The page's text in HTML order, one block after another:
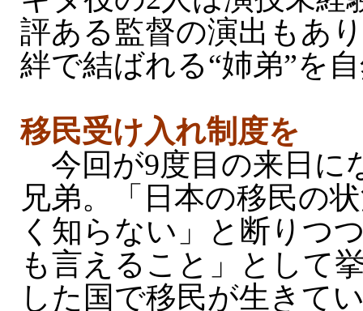
評ある監督の演出もあ
絆で結ばれる“姉弟”を
移民受け入れ制度を
今回が9度目の来日に
兄弟。「日本の移民の
く知らない」と断りつ
も言えること」として
した国で移民が生きて